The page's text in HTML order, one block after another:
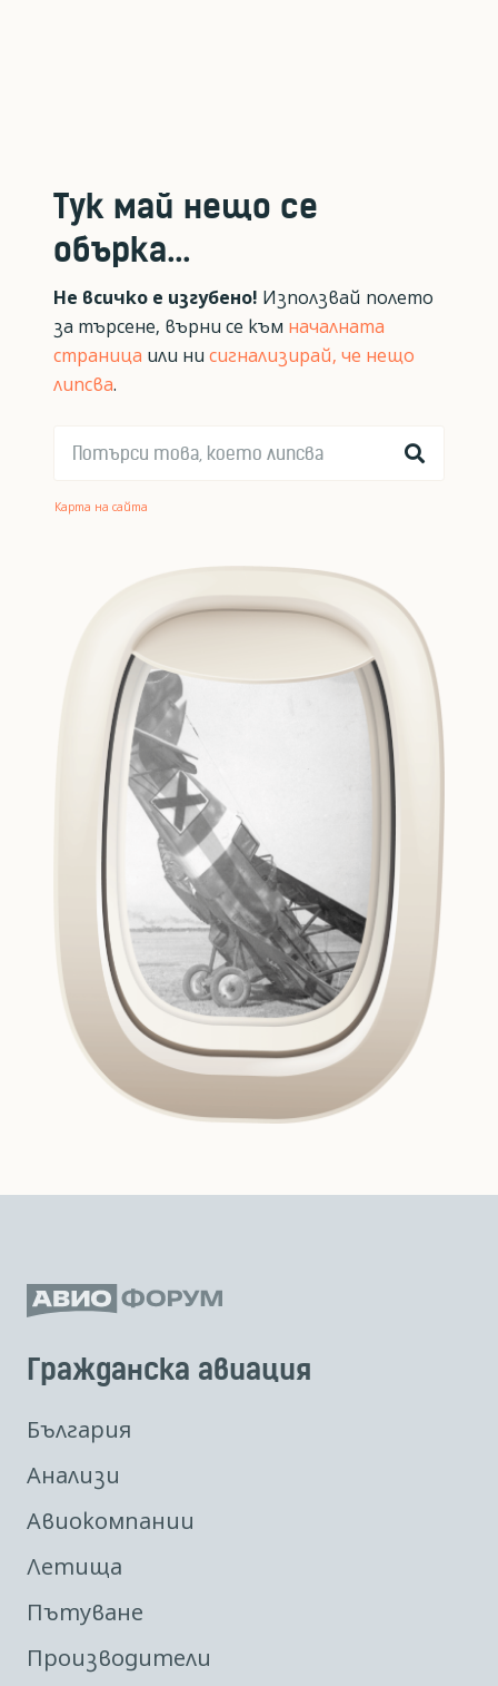
Тук май нещо се
обърка...
Не всичко е изгубено! Използвай полето
за търсене, върни се към началната
страница или ни сигнализирай, че нещо
липсва.
Карта на сайта
Гражданска авиация
България
Анализи
Авиокомпании
Летища
Пътуване
Производители